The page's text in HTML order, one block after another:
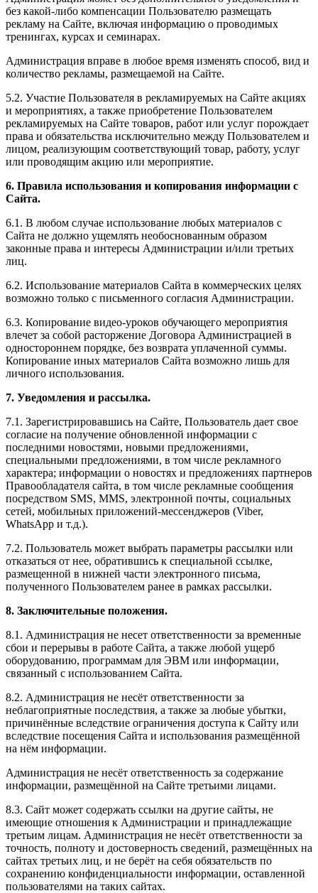
без какой-либо компенсации Пользователю размещать
рекламу на Сайте, включая информацию о проводимых
тренингах, курсах и семинарах.
Администрация вправе в любое время изменять способ, вид и
количество рекламы, размещаемой на Сайте.
5.2. Участие Пользователя в рекламируемых на Сайте акциях
и мероприятиях, а также приобретение Пользователем
рекламируемых на Сайте товаров, работ или услуг порождает
права и обязательства исключительно между Пользователем и
лицом, реализующим соответствующий товар, работу, услуг
или проводящим акцию или мероприятие.
6. Правила использования и копирования информации с
Сайта.
6.1. В любом случае использование любых материалов с
Сайта не должно ущемлять необоснованным образом
законные права и интересы Администрации и/или третьих
лиц.
6.2. Использование материалов Сайта в коммерческих целях
возможно только с письменного согласия Администрации.
6.3. Копирование видео-уроков обучающего мероприятия
влечет за собой расторжение Договора Администрацией в
одностороннем порядке, без возврата уплаченной суммы.
Копирование иных материалов Сайта возможно лишь для
личного использования.
7. Уведомления и рассылка.
7.1. Зарегистрировавшись на Сайте, Пользователь дает свое
согласие на получение обновленной информации с
последними новостями, новыми предложениями,
специальными предложениями, в том числе рекламного
характера; информации о новостях и предложениях партнеров
Правообладателя сайта, в том числе рекламные сообщения
посредством SMS, MMS, электронной почты, социальных
сетей, мобильных приложений-мессенджеров (Viber,
WhatsApp и т.д.).
7.2. Пользователь может выбрать параметры рассылки или
отказаться от нее, обратившись к специальной ссылке,
размещенной в нижней части электронного письма,
полученного Пользователем ранее в рамках рассылки.
8. Заключительные положения.
8.1. Администрация не несет ответственности за временные
сбои и перерывы в работе Сайта, а также любой ущерб
оборудованию, программам для ЭВМ или информации,
связанный с использованием Сайта.
8.2. Администрация не несёт ответственности за
неблагоприятные последствия, а также за любые убытки,
причинённые вследствие ограничения доступа к Сайту или
вследствие посещения Сайта и использования размещённой
на нём информации.
Администрация не несёт ответственность за содержание
информации, размещённой на Сайте третьими лицами.
8.3. Сайт может содержать ссылки на другие сайты, не
имеющие отношения к Администрации и принадлежащие
третьим лицам. Администрация не несёт ответственности за
точность, полноту и достоверность сведений, размещённых на
сайтах третьих лиц, и не берёт на себя обязательств по
сохранению конфиденциальности информации, оставленной
пользователями на таких сайтах.